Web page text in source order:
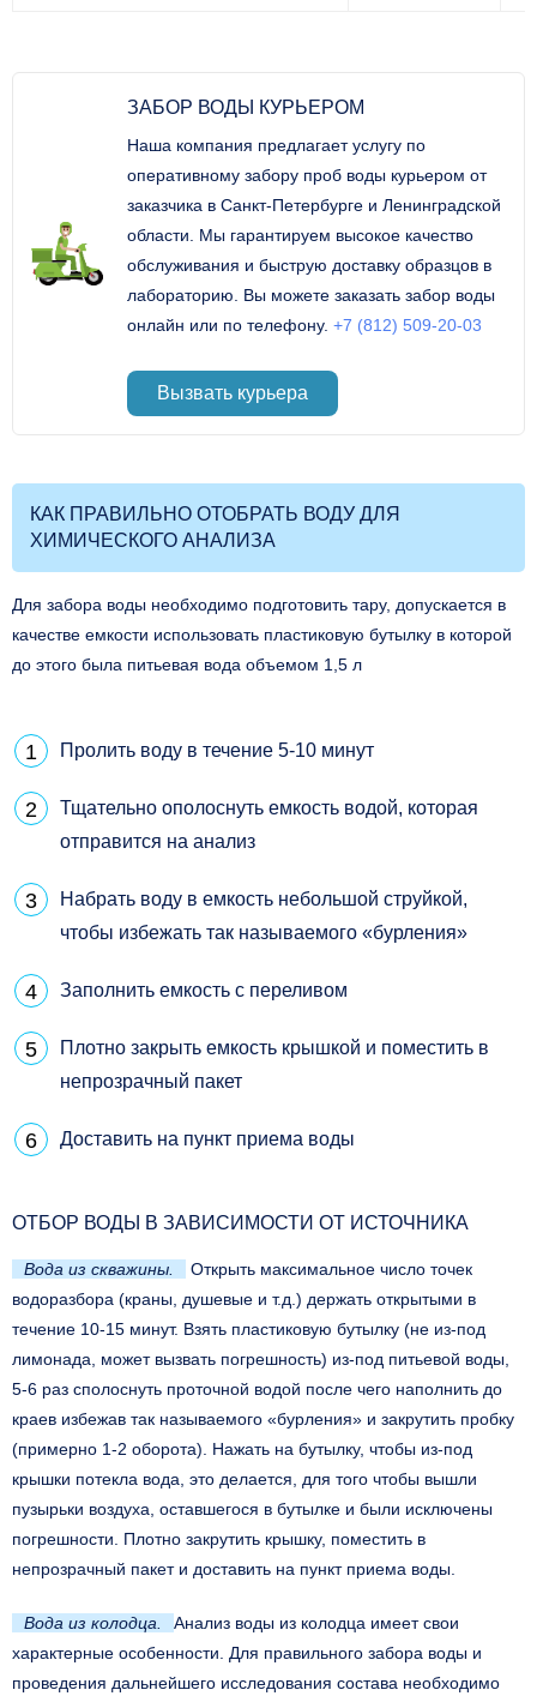
ЗАБОР ВОДЫ КУРЬЕРОМ
Наша компания предлагает услугу по
оперативному забору проб воды курьером от
заказчика в Санкт-Петербурге и Ленинградской
области. Мы гарантируем высокое качество
обслуживания и быструю доставку образцов в
лабораторию. Вы можете заказать забор воды
онлайн или по телефону. +7 (812) 509-20-03
Вызвать курьера
КАК ПРАВИЛЬНО ОТОБРАТЬ ВОДУ ДЛЯ
ХИМИЧЕСКОГО АНАЛИЗА
Для забора воды необходимо подготовить тару, допускается в
качестве емкости использовать пластиковую бутылку в которой
до этого была питьевая вода объемом 1,5 л
Пролить воду в течение 5-10 минут
Тщательно ополоснуть емкость водой, которая
отправится на анализ
Набрать воду в емкость небольшой струйкой,
чтобы избежать так называемого «бурления»
Заполнить емкость с переливом
Плотно закрыть емкость крышкой и поместить в
непрозрачный пакет
Доставить на пункт приема воды
ОТБОР ВОДЫ В ЗАВИСИМОСТИ ОТ ИСТОЧНИКА
Вода из скважины.
Открыть максимальное число точек
водоразбора (краны, душевые и т.д.) держать открытыми в
течение 10-15 минут. Взять пластиковую бутылку (не из-под
лимонада, может вызвать погрешность) из-под питьевой воды,
5-6 раз сполоснуть проточной водой после чего наполнить до
краев избежав так называемого «бурления» и закрутить пробку
(примерно 1-2 оборота). Нажать на бутылку, чтобы из-под
крышки потекла вода, это делается, для того чтобы вышли
пузырьки воздуха, оставшегося в бутылке и были исключены
погрешности. Плотно закрутить крышку, поместить в
непрозрачный пакет и доставить на пункт приема воды.
Вода из колодца.
Анализ воды из колодца имеет свои
характерные особенности. Для правильного забора воды и
проведения дальнейшего исследования состава необходимо